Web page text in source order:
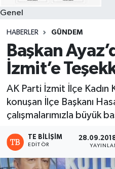
Genel
HABERLER GÜNDEM
Başkan
İzmit’e
AK Parti İzmit İlçe Kadın
konuşan İlçe Başkanı
çalışmalarımızla büyük
TE BILIŞIM
EDITÖR